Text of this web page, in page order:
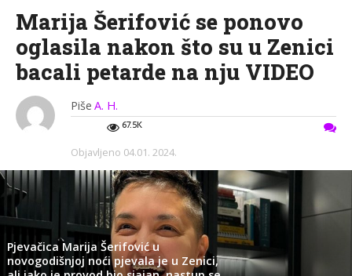
Marija Šerifović se ponovo
oglasila nakon što su u Zenici
bacali petarde na nju VIDEO
Piše A. H.
67.5K
Objavljeno 04.01. 2024.
Pjevačica Marija Šerifović u
novogodišnjoj noći pjevala je u Zenici,